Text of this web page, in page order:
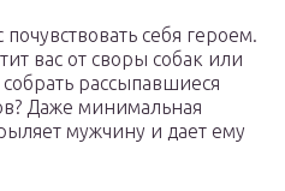
себя героем.
вас от своры собак или
рассыпавшиеся
Даже минимальная
мужчину и дает ему